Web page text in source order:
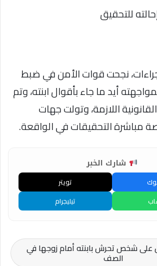
للتحقيق
نجحت قوات الأمن في ضبط
أيد ما جاء بأقوال ابنته، وتم
اللازمة، وتولت جهات
مباشرة التحقيقات في الواقعة.
شارك الخبر
تويتر
تيليجرام
على شخص تحرش بابنته أمام زوجها في
الصف